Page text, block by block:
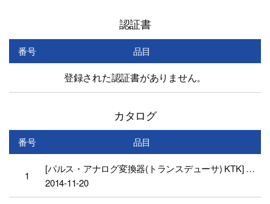
認証書
番号 品目
登録された認証書がありません。
カタログ
番号 品目
1
[パルス・アナログ変換器(トランスデューサ) KTK] CATALOGUE_KTK_LIGHTSTAR(JPN)
2014-11-20